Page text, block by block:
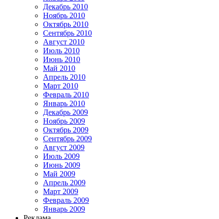
Декабрь 2010
Ноябрь 2010
Октябрь 2010
Сентябрь 2010
Август 2010
Июль 2010
Июнь 2010
Май 2010
Апрель 2010
Март 2010
Февраль 2010
Январь 2010
Декабрь 2009
Ноябрь 2009
Октябрь 2009
Сентябрь 2009
Август 2009
Июль 2009
Июнь 2009
Май 2009
Апрель 2009
Март 2009
Февраль 2009
Январь 2009